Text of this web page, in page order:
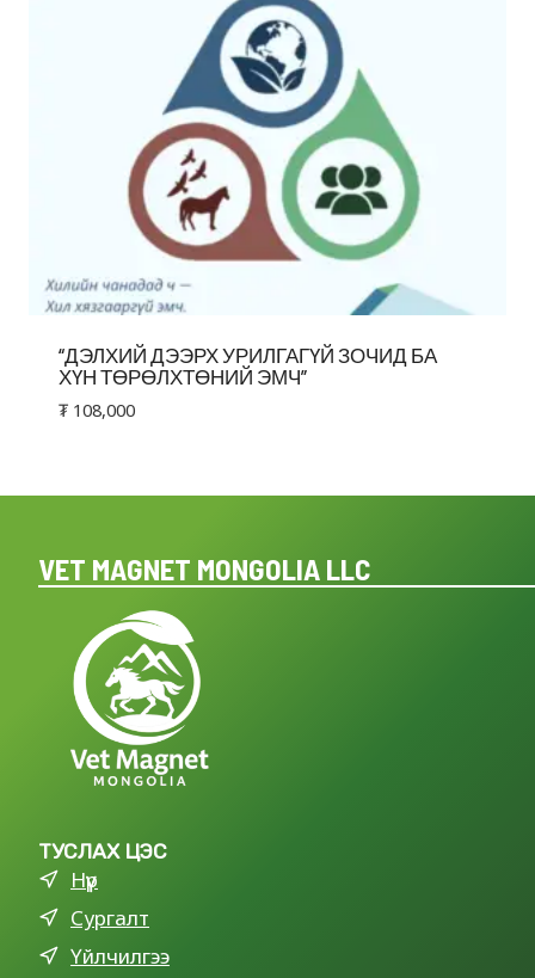
“ДЭЛХИЙ ДЭЭРХ УРИЛГАГҮЙ ЗОЧИД БА
ХҮН ТӨРӨЛХТӨНИЙ ЭМЧ”
₮108,000
VET MAGNET MONGOLIA LLC
ТУСЛАХ ЦЭС
Нүүр
Сургалт
Үйлчилгээ